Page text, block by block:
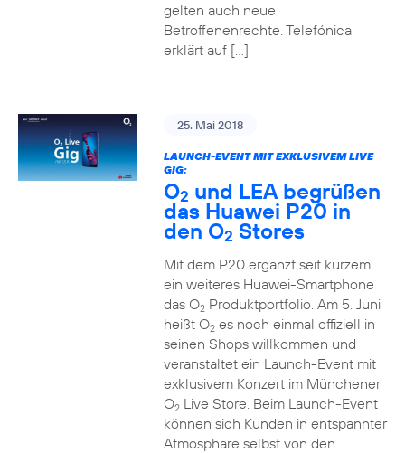
gelten auch neue
Betroffenenrechte. Telefónica
erklärt auf […]
25. Mai 2018
LAUNCH-EVENT MIT EXKLUSIVEM LIVE
GIG:
O2 und LEA begrüßen
das Huawei P20 in
den O2 Stores
Mit dem P20 ergänzt seit kurzem
ein weiteres Huawei-Smartphone
das O2Produktportfolio. Am 5. Juni
heißt O2es noch einmal offiziell in
seinen Shops willkommen und
veranstaltet ein Launch-Event mit
exklusivem Konzert im Münchener
O2Live Store. Beim Launch-Event
können sich Kunden in entspannter
Atmosphäre selbst von den